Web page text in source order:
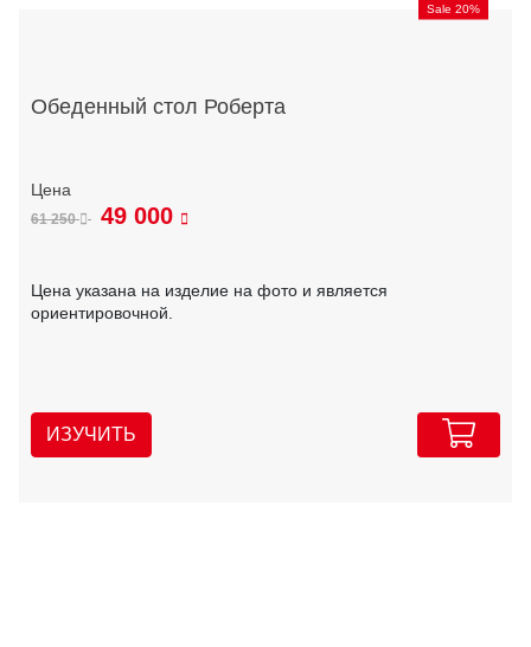
Sale 20%
Обеденный стол Роберта
61 250 49 000
Цена указана на изделие на фото и является
ориентировочной.
ИЗУЧИТЬ